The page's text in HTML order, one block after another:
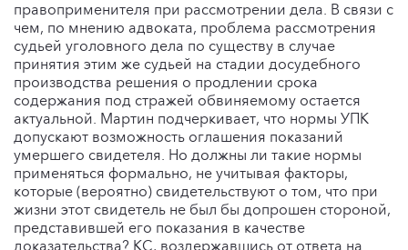
правоприменителя при рассмотрении дела. В связи с
чем, по мнению адвоката, проблема рассмотрения
судьей уголовного дела по существу в случае
принятия этим же судьей на стадии досудебного
производства решения о продлении срока
содержания под стражей обвиняемому остается
актуальной. Мартин подчеркивает, что нормы УПК
допускают возможность оглашения показаний
умершего свидетеля. Но должны ли такие нормы
применяться формально, не учитывая факторы,
которые (вероятно) свидетельствуют о том, что при
жизни этот свидетель не был бы допрошен стороной,
представившей его показания в качестве
доказательства? КС, воздержавшись от ответа на